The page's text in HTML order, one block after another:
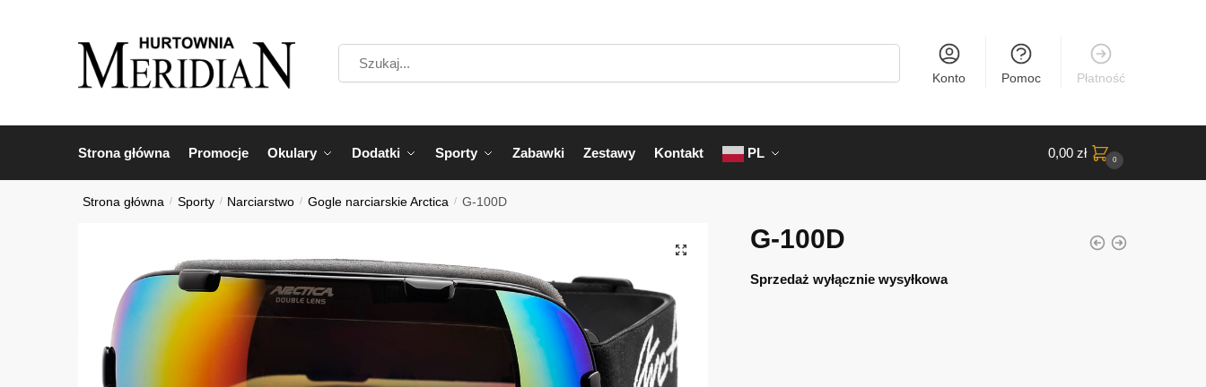
Konto Pomoc Płatność
Strona główna Promocje Okulary Dodatki Sporty Zabawki Zestawy Kontakt PL 0,00 zł 0
Strona główna / Sporty / Narciarstwo / Gogle narciarskie Arctica / G-100D
G-100D
Sprzedaż wyłącznie wysyłkowa